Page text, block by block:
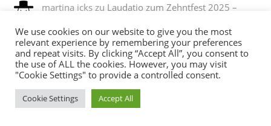
martina ickszu Laudatio zum Zehntfest 2025 –
leichtem Sonnenbrand
12/08/2025
es war ein phantastisches fest , es hat sehr viel spaß
gemacht, mit verkleidung noch mehr spaß. ich habe sehr…
Andreaszu Programm des Kirchhorster Zehntfestes
We use cookies on our website to give you the most
relevant experience by remembering your preferences
and repeat visits. By clicking “Accept All”, you consent to
the use of ALL the cookies. However, you may visit
"Cookie Settings" to provide a controlled consent.
Cookie Settings Accept All